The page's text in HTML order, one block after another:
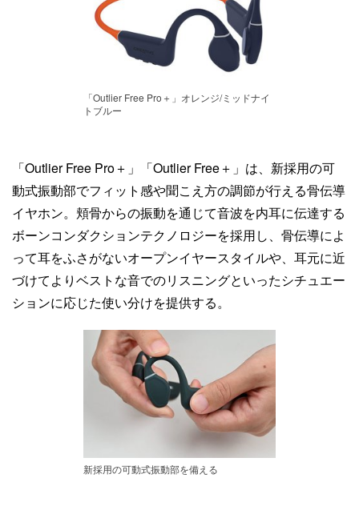
「Outlier Free Pro＋」オレンジ/ミッドナイ
トブルー
「Outlier Free Pro＋」「Outlier Free＋」は、新採用の可
動式振動部でフィット感や聞こえ方の調節が行える骨伝導
イヤホン。頬骨からの振動を通じて音波を内耳に伝達する
ボーンコンダクションテクノロジーを採用し、骨伝導によ
って耳をふさがないオープンイヤースタイルや、耳元に近
づけてよりベストな音でのリスニングといったシチュエー
ションに応じた使い分けを提供する。
新採用の可動式振動部を備える